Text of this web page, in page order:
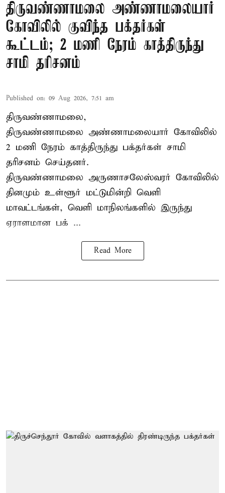
திருவண்ணாமலை அண்ணாமலையார்
கோவிலில் குவிந்த பக்தர்கள்
கூட்டம்; 2 மணி நேரம் காத்திருந்து
சாமி தரிசனம்
Published on: 09 Aug 2026, 7:51 am
திருவண்ணாமலை,
திருவண்ணாமலை அண்ணாமலையார் கோவிலில்
2 மணி நேரம் காத்திருந்து பக்தர்கள் சாமி
தரிசனம் செய்தனர்.
திருவண்ணாமலை அருணாசலேஸ்வரர் கோவிலில்
தினமும் உள்ளூர் மட்டுமின்றி வெளி
மாவட்டங்கள், வெளி மாநிலங்களில் இருந்து
ஏராளமான பக் ...
Read More